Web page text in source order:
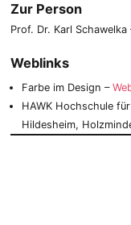
Zur Person
Prof. Dr. Karl Schawelka
Weblinks
Farbe im Design –
HAWK Hochschule
Hildesheim,